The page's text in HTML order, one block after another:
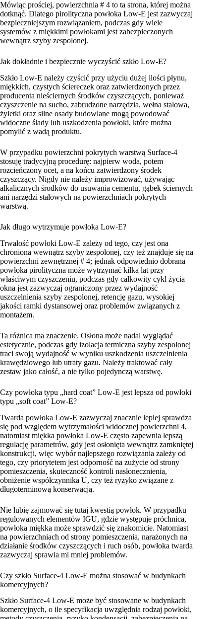
Mówiąc prościej, powierzchnia # 4 to ta strona, której można
dotknąć. Dlatego pirolityczna powłoka Low-E jest zazwyczaj
bezpieczniejszym rozwiązaniem, podczas gdy wiele
systemów z miękkimi powłokami jest zabezpieczonych
wewnątrz szyby zespolonej.
Jak dokładnie i bezpiecznie wyczyścić szkło Low-E?
Szkło Low-E należy czyścić przy użyciu dużej ilości płynu,
miękkich, czystych ściereczek oraz zatwierdzonych przez
producenta nieściernych środków czyszczących, ponieważ
czyszczenie na sucho, zabrudzone narzędzia, wełna stalowa,
żyletki oraz silne osady budowlane mogą powodować
widoczne ślady lub uszkodzenia powłoki, które można
pomylić z wadą produktu.
W przypadku powierzchni pokrytych warstwą Surface-4
stosuję tradycyjną procedurę: najpierw woda, potem
rozcieńczony ocet, a na końcu zatwierdzony środek
czyszczący. Nigdy nie należy improwizować, używając
alkalicznych środków do usuwania cementu, gąbek ściernych
ani narzędzi stalowych na powierzchniach pokrytych
warstwą.
Jak długo wytrzymuje powłoka Low-E?
Trwałość powłoki Low-E zależy od tego, czy jest ona
chroniona wewnątrz szyby zespolonej, czy też znajduje się na
powierzchni zewnętrznej # 4; jednak odpowiednio dobrana
powłoka pirolityczna może wytrzymać kilka lat przy
właściwym czyszczeniu, podczas gdy całkowity cykl życia
okna jest zazwyczaj ograniczony przez wydajność
uszczelnienia szyby zespolonej, retencję gazu, wysokiej
jakości ramki dystansowej oraz problemów związanych z
montażem.
Ta różnica ma znaczenie. Osłona może nadal wyglądać
estetycznie, podczas gdy izolacja termiczna szyby zespolonej
traci swoją wydajność w wyniku uszkodzenia uszczelnienia
krawędziowego lub utraty gazu. Należy traktować cały
zestaw jako całość, a nie tylko pojedynczą warstwę.
Czy powłoka typu „hard coat” Low-E jest lepsza od powłoki
typu „soft coat” Low-E?
Twarda powłoka Low-E zazwyczaj znacznie lepiej sprawdza
się pod względem wytrzymałości widocznej powierzchni 4,
natomiast miękka powłoka Low-E często zapewnia lepszą
regulację parametrów, gdy jest osłonięta wewnątrz zamkniętej
konstrukcji, więc wybór najlepszego rozwiązania zależy od
tego, czy priorytetem jest odporność na zużycie od strony
pomieszczenia, skuteczność kontroli nasłonecznienia,
obniżenie współczynnika U, czy też ryzyko związane z
długoterminową konserwacją.
Nie lubię zajmować się tutaj kwestią powłok. W przypadku
regulowanych elementów IGU, gdzie występuje próchnica,
powłoka miękka może sprawdzić się znakomicie. Natomiast
na powierzchniach od strony pomieszczenia, narażonych na
działanie środków czyszczących i ruch osób, powłoka twarda
zazwyczaj sprawia mi mniej problemów.
Czy szkło Surface-4 Low-E można stosować w budynkach
komercyjnych?
Szkło Surface-4 Low-E może być stosowane w budynkach
komercyjnych, o ile specyfikacja uwzględnia rodzaj powłoki,